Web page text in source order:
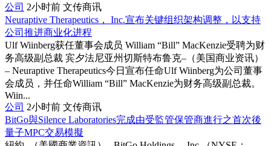
公司 2小时前 文传商讯
Neuraptive Therapeutics， Inc.宣布关键组织架构调整，以支持
公司推进商业化进程
Ulf Wiinberg获任董事会成员 William “Bill” MacKenzie受聘为财
务高级副总裁 宾夕法尼亚州切斯特布鲁克–（美国商业资讯）
– Neuraptive Therapeutics今日宣布任命Ulf Wiinberg为公司董事
会成员，并任命William “Bill” MacKenzie为财务高级副总裁。
Wiin...
公司 2小时前 文传商讯
BitGo與Silence Laboratories完成由受監管保管商進行之首次後
量子MPC交易模擬